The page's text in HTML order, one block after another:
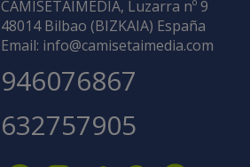
CAMISETAIMEDIA, Luzarra nº 9
48014 Bilbao (BIZKAIA) España
Email: info@camisetaimedia.com
946076867
632757905